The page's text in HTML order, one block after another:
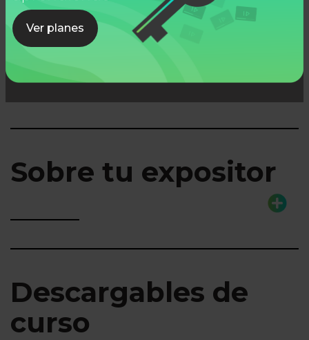
Ver planes
Lo que aprenderás
Sobre tu expositor
Descargables de
curso